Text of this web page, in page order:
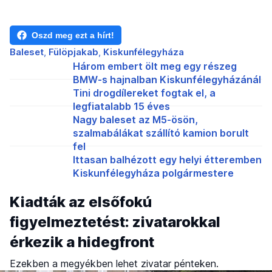
Oszd meg ezt a hírt!
Baleset Fülöpjakab Kiskunfélegyháza
Három embert ölt meg egy részeg
BMW-s hajnalban Kiskunfélegyházánál
Tini drogdílereket fogtak el, a
legfiatalabb 15 éves
Nagy baleset az M5-ösön,
szalmabálákat szállító kamion borult
fel
Ittasan balhézott egy helyi étteremben
Kiskunfélegyháza polgármestere
Kiadták az elsőfokú
figyelmeztetést: zivatarokkal
érkezik a hidegfront
Ezekben a megyékben lehet zivatar pénteken.